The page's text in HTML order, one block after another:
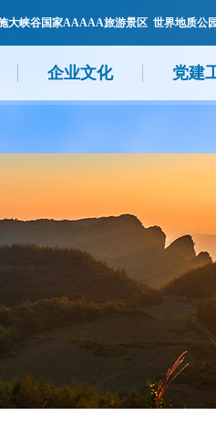
大峡谷国家AAAAA旅游景区 世界地质公
企业文化 党建